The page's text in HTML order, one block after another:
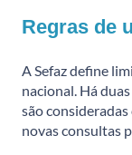
Regras de
A Sefaz define
nacional. Há
são consideradas
novas consultas